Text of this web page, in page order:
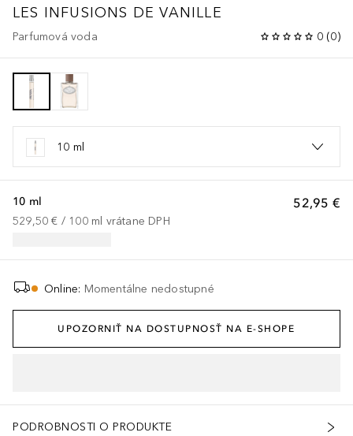
LES INFUSIONS DE VANILLE
Parfumová voda 0 (0)
10 ml
52,95 €
10 ml
529,50 € / 100 ml vrátane DPH
Online: Momentálne nedostupné
UPOZORNIŤ NA DOSTUPNOSŤ NA E-SHOPE
PODROBNOSTI O PRODUKTE